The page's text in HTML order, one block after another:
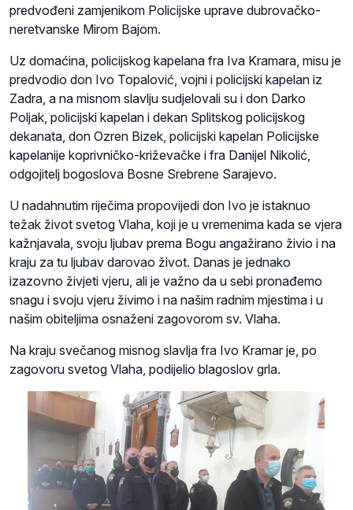
predvođeni zamjenikom Policijske uprave dubrovačko-
neretvanske Mirom Bajom.
Uz domaćina, policijskog kapelana fra Iva Kramara, misu je
predvodio don Ivo Topalović, vojni i policijski kapelan iz
Zadra, a na misnom slavlju sudjelovali su i don Darko
Poljak, policijski kapelan i dekan Splitskog policijskog
dekanata, don Ozren Bizek, policijski kapelan Policijske
kapelanije koprivničko-križevačke i fra Danijel Nikolić,
odgojitelj bogoslova Bosne Srebrene Sarajevo.
U nadahnutim riječima propovijedi don Ivo je istaknuo
težak život svetog Vlaha, koji je u vremenima kada se vjera
kažnjavala, svoju ljubav prema Bogu angažirano živio i na
kraju za tu ljubav darovao život. Danas je jednako
izazovno živjeti vjeru, ali je važno da u sebi pronađemo
snagu i svoju vjeru živimo i na našim radnim mjestima i u
našim obiteljima osnaženi zagovorom sv. Vlaha.
Na kraju svečanog misnog slavlja fra Ivo Kramar je, po
zagovoru svetog Vlaha, podijelio blagoslov grla.